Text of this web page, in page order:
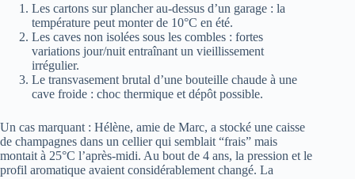
Les cartons sur plancher au-dessus d’un garage : la
température peut monter de 10°C en été.
Les caves non isolées sous les combles : fortes
variations jour/nuit entraînant un vieillissement
irrégulier.
Le transvasement brutal d’une bouteille chaude à une
cave froide : choc thermique et dépôt possible.
Un cas marquant : Hélène, amie de Marc, a stocké une caisse
de champagnes dans un cellier qui semblait “frais” mais
montait à 25°C l’après-midi. Au bout de 4 ans, la pression et le
profil aromatique avaient considérablement changé. La